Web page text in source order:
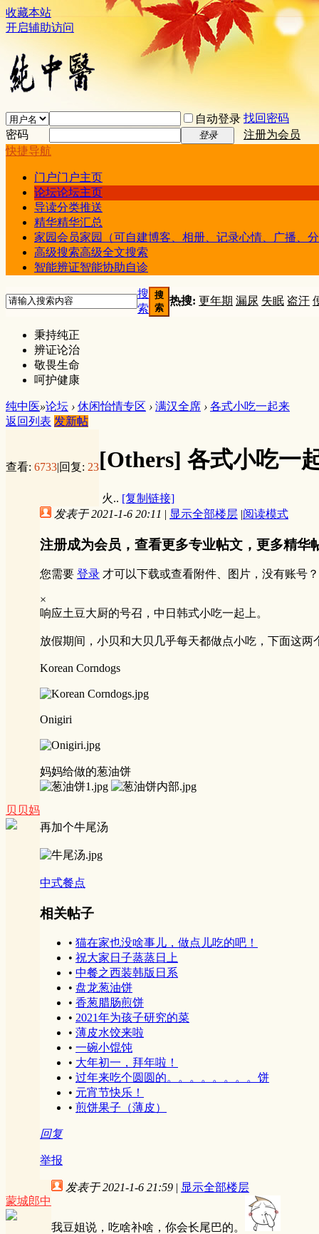
收藏本站
开启辅助访问
自动登录 找回密码
密码
登录
注册为会员
快捷导航
门户门户主页
论坛论坛主页
导读分类推送
精华精华汇总
家园会员家园（可自建博客、相册、记录心情、广播、
高级搜索高级全文搜索
智能辨证智能协助自诊
搜
索
搜
索
热搜: 更年期 漏尿 失眠 盗汗
秉持纯正
辨证论治
敬畏生命
呵护健康
纯中医»论坛 › 休闲怡情专区 › 满汉全席 › 各式小吃一起来
返回列表 发新帖
查看: 6733|回复: 23[Others] 各式小吃一
火.. [复制链接]
贝贝妈
发表于 2021-1-6 20:11 | 显示全部楼层 |阅读模式
注册成为会员，查看更多专业帖文，更多精华
您需要 登录 才可以下载或查看附件、图片，没有账号
×
响应土豆大厨的号召，中日韩式小吃一起上。
放假期间，小贝和大贝几乎每天都做点小吃，下面这两
Korean Corndogs
Onigiri
妈妈给做的葱油饼
再加个牛尾汤
中式餐点
相关帖子
• 猫在家也没啥事儿，做点儿吃的吧！
• 祝大家日子蒸蒸日上
• 中餐之西装韩版日系
• 盘龙葱油饼
• 香葱腊肠煎饼
• 2021年为孩子研究的菜
• 薄皮水饺来啦
• 一碗小馄饨
• 大年初一，拜年啦！
• 过年来吃个圆圆的。。。。。。。。饼
• 元宵节快乐！
• 煎饼果子（薄皮）
回复
举报
蒙城郎中
发表于 2021-1-6 21:59 | 显示全部楼层
我豆姐说，吃啥补啥，你会长尾巴的。